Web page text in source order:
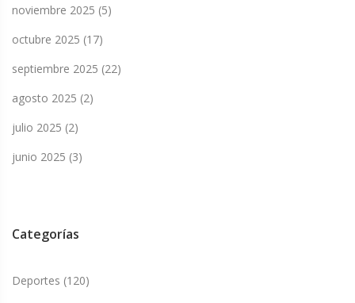
noviembre 2025 (5)
octubre 2025 (17)
septiembre 2025 (22)
agosto 2025 (2)
julio 2025 (2)
junio 2025 (3)
Categorías
Deportes (120)